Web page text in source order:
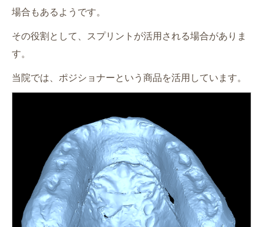
場合もあるようです。
その役割として、スプリントが活用される場合がありま
す。
当院では、ポジショナーという商品を活用しています。